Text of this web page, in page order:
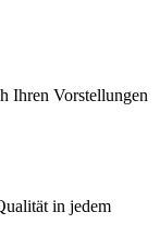
Ihren Vorstellungen
in jedem